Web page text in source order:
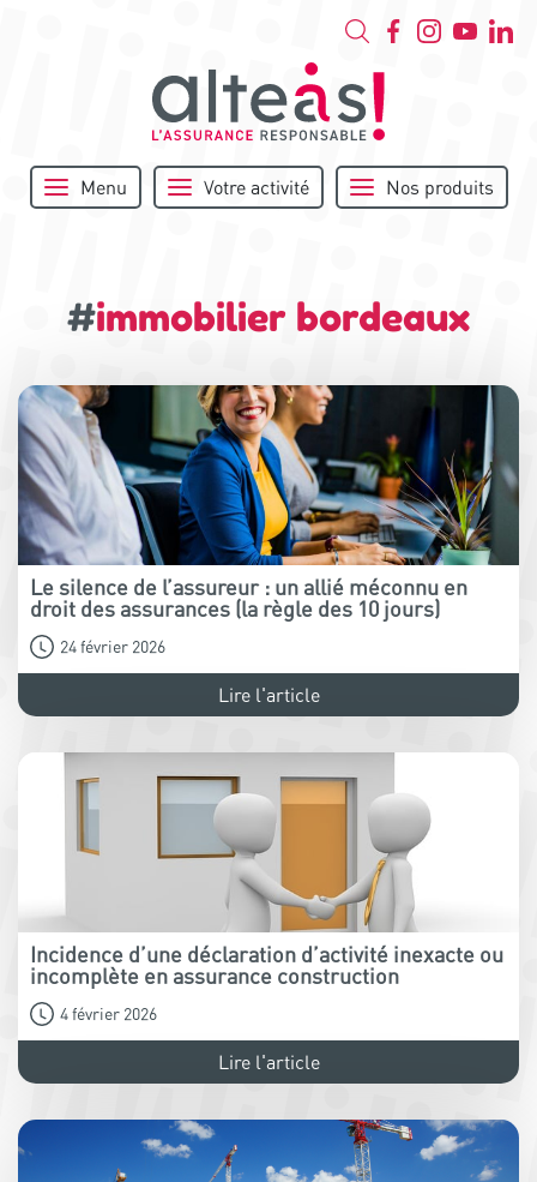
Menu Votre activité Nos produits
#immobilier bordeaux
Le silence de l’assureur : un allié méconnu en
droit des assurances (la règle des 10 jours)
24 février 2026
Lire l'article
Incidence d’une déclaration d’activité inexacte ou
incomplète en assurance construction
4 février 2026
Lire l'article